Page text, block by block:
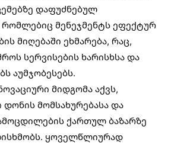
დაფუძნებულ
რომლებიც მენეჯმენტს ეფექტურ
მიღებაში ეხმარება, რაც,
სერვისების ხარისხსა და
აუმჯობესებს.
მიდგომა აქვს,
მომსახურებასა და
ქართულ ბაზარზე
ყოველწლიურად